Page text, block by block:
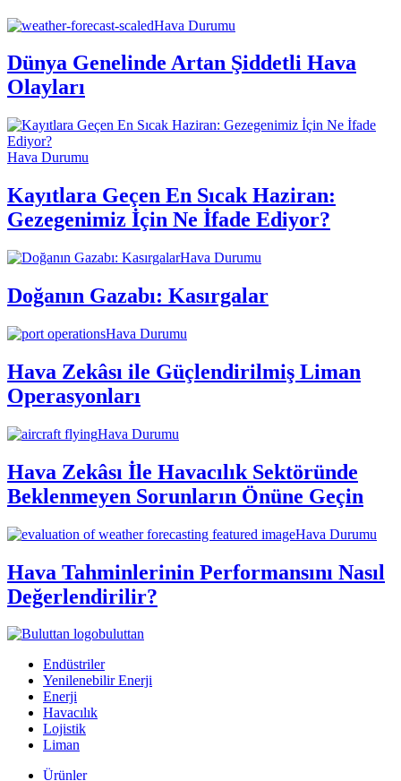
Hava Durumu
Dünya Genelinde Artan Şiddetli Hava
Olayları
Hava Durumu
Kayıtlara Geçen En Sıcak Haziran:
Gezegenimiz İçin Ne İfade Ediyor?
Hava Durumu
Doğanın Gazabı: Kasırgalar
Hava Durumu
Hava Zekâsı ile Güçlendirilmiş Liman
Operasyonları
Hava Durumu
Hava Zekâsı İle Havacılık Sektöründe
Beklenmeyen Sorunların Önüne Geçin
Hava Durumu
Hava Tahminlerinin Performansını Nasıl
Değerlendirilir?
buluttan
Endüstriler
Yenilenebilir Enerji
Enerji
Havacılık
Lojistik
Liman
Ürünler